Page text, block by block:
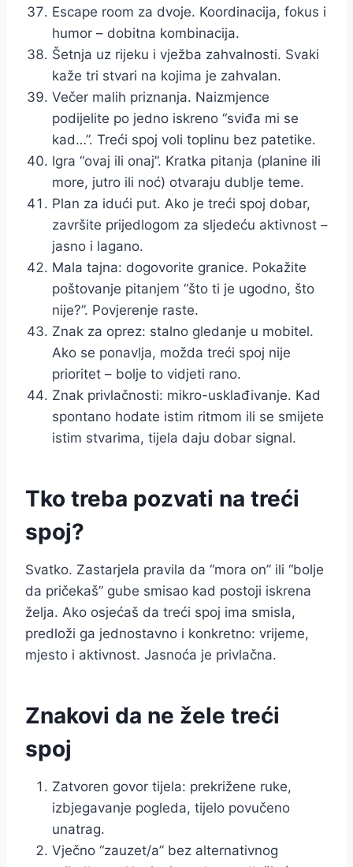
Escape room za dvoje. Koordinacija, fokus i
humor – dobitna kombinacija.
Šetnja uz rijeku i vježba zahvalnosti. Svaki
kaže tri stvari na kojima je zahvalan.
Večer malih priznanja. Naizmjence
podijelite po jedno iskreno “sviđa mi se
kad…”. Treći spoj voli toplinu bez patetike.
Igra “ovaj ili onaj”. Kratka pitanja (planine ili
more, jutro ili noć) otvaraju dublje teme.
Plan za idući put. Ako je treći spoj dobar,
završite prijedlogom za sljedeću aktivnost –
jasno i lagano.
Mala tajna: dogovorite granice. Pokažite
poštovanje pitanjem “što ti je ugodno, što
nije?”. Povjerenje raste.
Znak za oprez: stalno gledanje u mobitel.
Ako se ponavlja, možda treći spoj nije
prioritet – bolje to vidjeti rano.
Znak privlačnosti: mikro-usklađivanje. Kad
spontano hodate istim ritmom ili se smijete
istim stvarima, tijela daju dobar signal.
Tko treba pozvati na treći
spoj?
Svatko. Zastarjela pravila da “mora on” ili “bolje
da pričekaš” gube smisao kad postoji iskrena
želja. Ako osjećaš da treći spoj ima smisla,
predloži ga jednostavno i konkretno: vrijeme,
mjesto i aktivnost. Jasnoća je privlačna.
Znakovi da ne žele treći
spoj
Zatvoren govor tijela: prekrižene ruke,
izbjegavanje pogleda, tijelo povučeno
unatrag.
Vječno “zauzet/a” bez alternativnog